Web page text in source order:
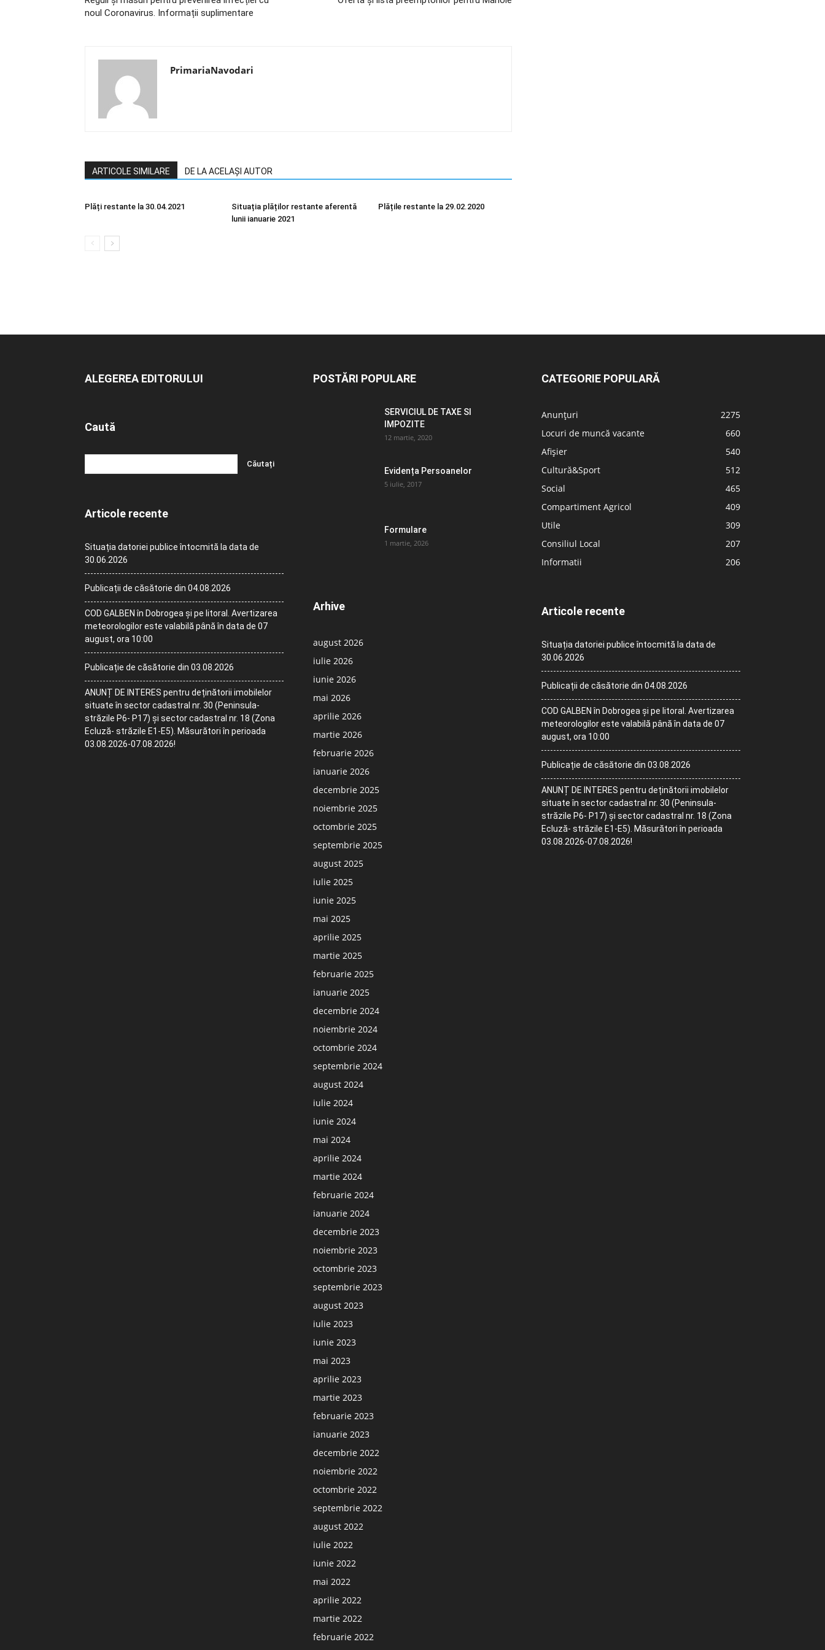
noul Coronavirus. Informații suplimentare
PrimariaNavodari
ARTICOLE SIMILARE DE LA ACELAȘI AUTOR
Plăți restante la 30.04.2021
Situația plăților restante aferentă
lunii ianuarie 2021
Plățile restante la 29.02.2020
ALEGEREA EDITORULUI
Caută
Articole recente
Situația datoriei publice întocmită la data de
30.06.2026
Publicații de căsătorie din 04.08.2026
COD GALBEN în Dobrogea și pe litoral. Avertizarea
meteorologilor este valabilă până în data de 07
august, ora 10:00
Publicație de căsătorie din 03.08.2026
ANUNȚ DE INTERES pentru deținătorii imobilelor
situate în sector cadastral nr. 30 (Peninsula-
străzile P6- P17) și sector cadastral nr. 18 (Zona
Ecluză- străzile E1-E5). Măsurători în perioada
03.08.2026-07.08.2026!
POSTĂRI POPULARE
SERVICIUL DE TAXE SI
IMPOZITE
12 martie, 2020
Evidența Persoanelor
5 iulie, 2017
Formulare
1 martie, 2026
Arhive
august 2026
iulie 2026
iunie 2026
mai 2026
aprilie 2026
martie 2026
februarie 2026
ianuarie 2026
decembrie 2025
noiembrie 2025
octombrie 2025
septembrie 2025
august 2025
iulie 2025
iunie 2025
mai 2025
aprilie 2025
martie 2025
februarie 2025
ianuarie 2025
decembrie 2024
noiembrie 2024
octombrie 2024
septembrie 2024
august 2024
iulie 2024
iunie 2024
mai 2024
aprilie 2024
martie 2024
februarie 2024
ianuarie 2024
decembrie 2023
noiembrie 2023
octombrie 2023
septembrie 2023
august 2023
iulie 2023
iunie 2023
mai 2023
aprilie 2023
martie 2023
februarie 2023
ianuarie 2023
decembrie 2022
noiembrie 2022
octombrie 2022
septembrie 2022
august 2022
iulie 2022
iunie 2022
mai 2022
aprilie 2022
martie 2022
februarie 2022
CATEGORIE POPULARĂ
Anunțuri
2275
Locuri de muncă vacante
660
Afișier
540
Cultură&Sport
512
Social
465
Compartiment Agricol
409
Utile
309
Consiliul Local
207
Informatii
206
Articole recente
Situația datoriei publice întocmită la data de
30.06.2026
Publicații de căsătorie din 04.08.2026
COD GALBEN în Dobrogea și pe litoral. Avertizarea
meteorologilor este valabilă până în data de 07
august, ora 10:00
Publicație de căsătorie din 03.08.2026
ANUNȚ DE INTERES pentru deținătorii imobilelor
situate în sector cadastral nr. 30 (Peninsula-
străzile P6- P17) și sector cadastral nr. 18 (Zona
Ecluză- străzile E1-E5). Măsurători în perioada
03.08.2026-07.08.2026!